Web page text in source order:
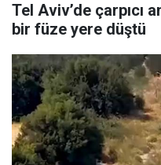
Tel Aviv’de çarpıcı
bir füze yere düştü